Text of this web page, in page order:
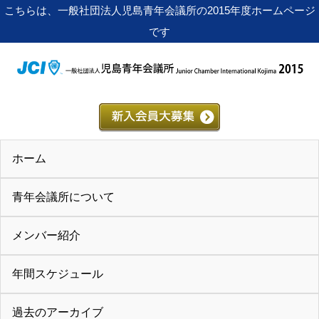
こちらは、一般社団法人児島青年会議所の2015年度ホームページ
です
ホーム
青年会議所について
メンバー紹介
年間スケジュール
過去のアーカイブ